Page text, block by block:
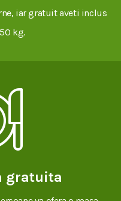
iar gratuit aveti inclus
kg.
gratuita